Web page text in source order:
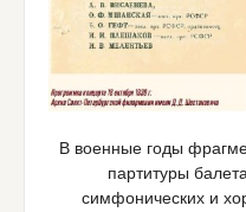
В военные годы
партитуры
симфонических и